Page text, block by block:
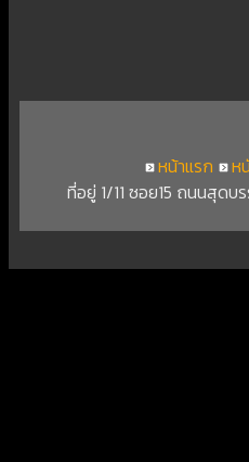
หน้าแรก ห
ที่อยู่ 1/11 ซอย15 ถนนสุด